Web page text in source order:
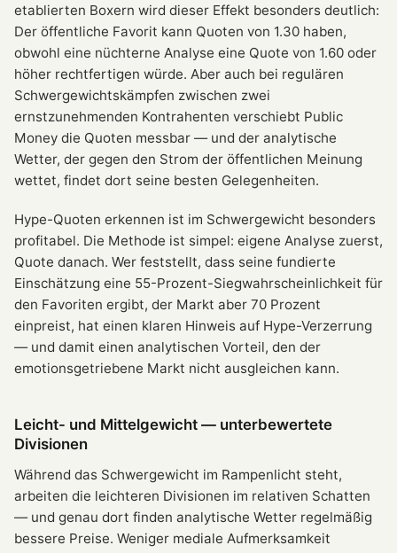
etablierten Boxern wird dieser Effekt besonders deutlich:
Der öffentliche Favorit kann Quoten von 1.30 haben,
obwohl eine nüchterne Analyse eine Quote von 1.60 oder
höher rechtfertigen würde. Aber auch bei regulären
Schwergewichtskämpfen zwischen zwei
ernstzunehmenden Kontrahenten verschiebt Public
Money die Quoten messbar — und der analytische
Wetter, der gegen den Strom der öffentlichen Meinung
wettet, findet dort seine besten Gelegenheiten.
Hype-Quoten erkennen ist im Schwergewicht besonders
profitabel. Die Methode ist simpel: eigene Analyse zuerst,
Quote danach. Wer feststellt, dass seine fundierte
Einschätzung eine 55-Prozent-Siegwahrscheinlichkeit für
den Favoriten ergibt, der Markt aber 70 Prozent
einpreist, hat einen klaren Hinweis auf Hype-Verzerrung
— und damit einen analytischen Vorteil, den der
emotionsgetriebene Markt nicht ausgleichen kann.
Leicht- und Mittelgewicht — unterbewertete
Divisionen
Während das Schwergewicht im Rampenlicht steht,
arbeiten die leichteren Divisionen im relativen Schatten
— und genau dort finden analytische Wetter regelmäßig
bessere Preise. Weniger mediale Aufmerksamkeit